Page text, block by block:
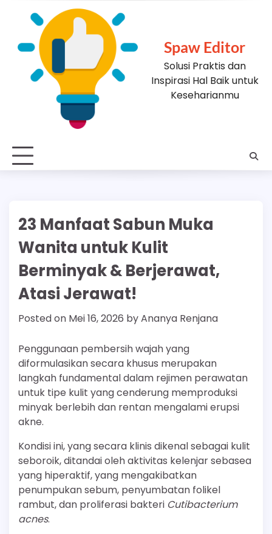
Spaw Editor
Solusi Praktis dan
Inspirasi Hal Baik untuk
Keseharianmu
23 Manfaat Sabun Muka
Wanita untuk Kulit
Berminyak & Berjerawat,
Atasi Jerawat!
Posted on Mei 16, 2026 byAnanya Renjana
Penggunaan pembersih wajah yang
diformulasikan secara khusus merupakan
langkah fundamental dalam rejimen perawatan
untuk tipe kulit yang cenderung memproduksi
minyak berlebih dan rentan mengalami erupsi
akne.
Kondisi ini, yang secara klinis dikenal sebagai kulit
seboroik, ditandai oleh aktivitas kelenjar sebasea
yang hiperaktif, yang mengakibatkan
penumpukan sebum, penyumbatan folikel
rambut, dan proliferasi bakteri Cutibacterium
acnes.